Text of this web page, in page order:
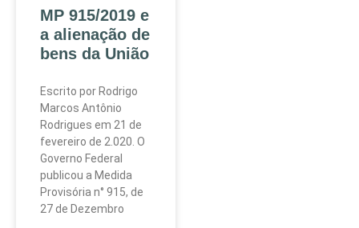
MP 915/2019 e
a alienação de
bens da União
Escrito por Rodrigo
Marcos Antônio
Rodrigues em 21 de
fevereiro de 2.020. O
Governo Federal
publicou a Medida
Provisória n° 915, de
27 de Dezembro